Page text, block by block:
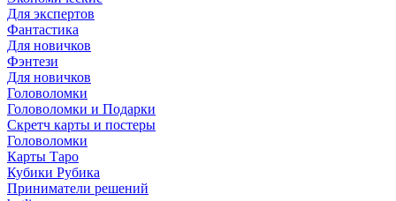
Для экспертов
Фантастика
Для новичков
Фэнтези
Для новичков
Головоломки
Головоломки и Подарки
Cкретч карты и постеры
Головоломки
Карты Таро
Кубики Рубика
Приниматели решений